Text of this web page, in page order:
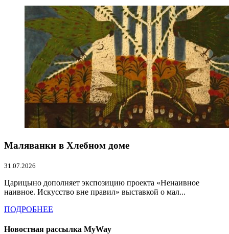
Маляванки в Хлебном доме
31.07.2026
Царицыно дополняет экспозицию проекта «Ненаивное
наивное. Искусство вне правил» выставкой о мал...
ПОДРОБНЕЕ
Новостная рассылка MyWay